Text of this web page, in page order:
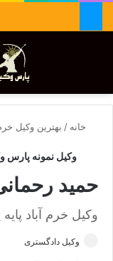
تغییر پوسته
خانه / بهترین وکیل خرم
وکیل نمونه پارس وکیل
حمید
وکیل خرم آباد
وکیل دادگستری